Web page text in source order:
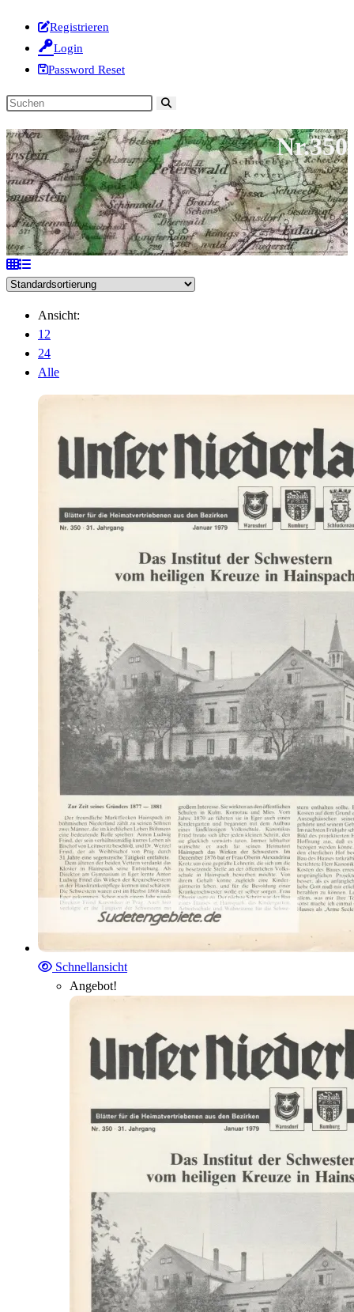
Registrieren
Login
Password Reset
Diese
durchsuchen
Nr.350
Ansicht:
12
24
Alle
Schnellansicht
Angebot!